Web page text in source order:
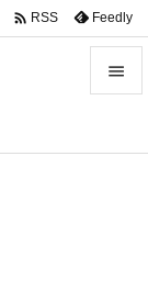

 RSS Feedly